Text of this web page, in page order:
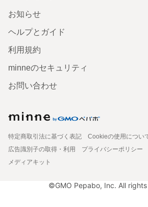
お知らせ
ヘルプとガイド
利用規約
minneのセキュリティ
お問い合わせ
特定商取引法に基づく表記
Cookieの使用につい
広告識別子の取得・利用
プライバシーポリシー
メディアキット
©GMO Pepabo, Inc. All